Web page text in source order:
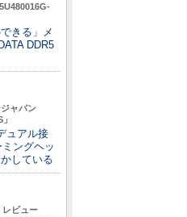
きる」メ
DDR5
ャパン
ュアル接
ングヘッ
している
ビュー